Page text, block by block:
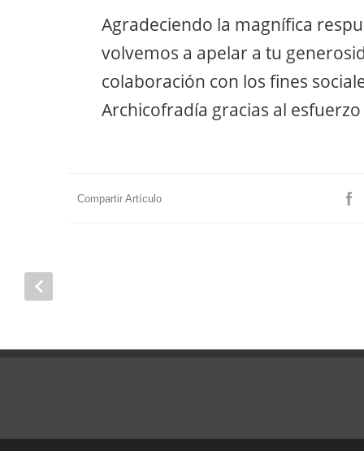
Agradeciendo la magnífica
volvemos a apelar a tu
colaboración con los fines
Archicofradía gracias al
Compartir Artículo